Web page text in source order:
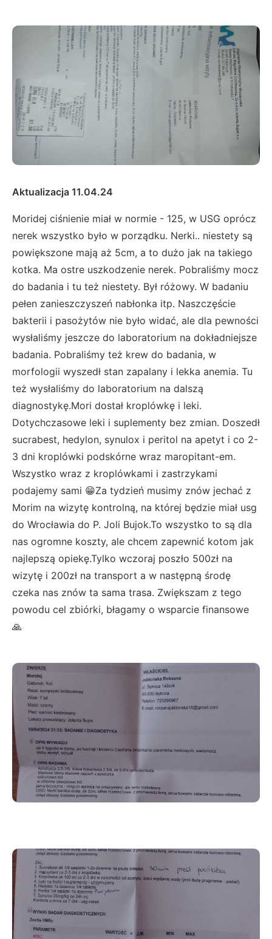
Aktualizacja 11.04.24
Moridej ciśnienie miał w normie - 125, w USG oprócz
nerek wszystko było w porządku. Nerki.. niestety są
powiększone mają aż 5cm, a to dużo jak na takiego
kotka. Ma ostre uszkodzenie nerek. Pobraliśmy mocz
do badania i tu też niestety. Był różowy. W badaniu
pełen zanieszczyszeń nabłonka itp. Naszczęście
bakterii i pasożytów nie było widać, ale dla pewności
wysłaliśmy jeszcze do laboratorium na dokładniejsze
badania. Pobraliśmy też krew do badania, w
morfologii wyszedł stan zapalany i lekka anemia. Tu
też wysłaliśmy do laboratorium na dalszą
diagnostykę.Mori dostał kroplówkę i leki.
Dotychczasowe leki i suplementy bez zmian. Doszedł
sucrabest, hedylon, synulox i peritol na apetyt i co 2-
3 dni kroplówki podskórne wraz maropitant-em.
Wszystko wraz z kroplówkami i zastrzykami
podajemy sami 😁Za tydzień musimy znów jechać z
Morim na wizytę kontrolną, na której będzie miał usg
do Wrocławia do P. Joli Bujok.To wszystko to są dla
nas ogromne koszty, ale chcem zapewnić kotom jak
najlepszą opiekę.Tylko wczoraj poszło 500zł na
wizytę i 200zł na transport a w następną środę
czeka nas znów ta sama trasa. Zwiększam z tego
powodu cel zbiórki, błagamy o wsparcie finansowe
🙏